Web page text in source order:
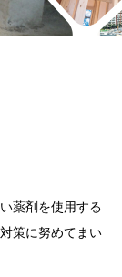
薬剤を使用する
策に努めてまい